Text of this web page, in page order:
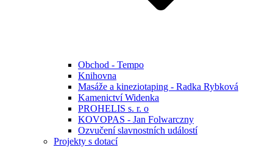
Obchod - Tempo
Knihovna
Masáže a kineziotaping - Radka Rybková
Kamenictví Widenka
PROHELIS s. r. o
KOVOPAS - Jan Folwarczny
Ozvučení slavnostních událostí
Projekty s dotací